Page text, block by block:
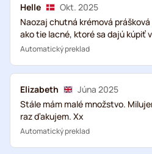
Helle
Okt. 2025
Naozaj chutná krémová
ako tie lacné, ktoré sa dajú kúpiť
Automatický preklad
Elizabeth
Júna 2025
Stále mám malé množstvo.
raz ďakujem. Xx
Automatický preklad